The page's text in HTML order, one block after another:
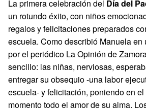
La primera celebración del Día del
un rotundo éxito, con niños
regalos y felicitaciones preparados
escuela. Como describió Manuela
por el periódico La Opinión de
sencillo: las niñas, nerviosas,
entregar su obsequio -una labor
escuela- y felicitación, poniendo en
momento todo el amor de su alma.